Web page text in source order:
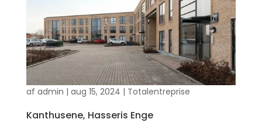
Kanthusene, Hasseris Enge
af admin | aug 15, 2024 | Totalentreprise